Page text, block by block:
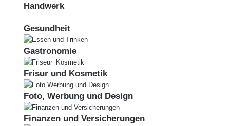
Handwerk
Gesundheit
Gastronomie
Frisur und Kosmetik
Foto, Werbung und Design
Finanzen und Versicherungen